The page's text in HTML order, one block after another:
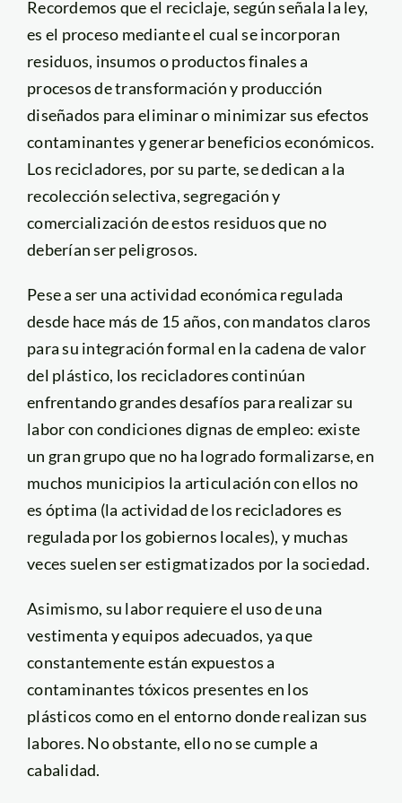
Recordemos que el reciclaje, según señala la ley,
es el proceso mediante el cual se incorporan
residuos, insumos o productos finales a
procesos de transformación y producción
diseñados para eliminar o minimizar sus efectos
contaminantes y generar beneficios económicos.
Los recicladores, por su parte, se dedican a la
recolección selectiva, segregación y
comercialización de estos residuos que no
deberían ser peligrosos.
Pese a ser una actividad económica regulada
desde hace más de 15 años, con mandatos claros
para su integración formal en la cadena de valor
del plástico, los recicladores continúan
enfrentando grandes desafíos para realizar su
labor con condiciones dignas de empleo: existe
un gran grupo que no ha logrado formalizarse, en
muchos municipios la articulación con ellos no
es óptima (la actividad de los recicladores es
regulada por los gobiernos locales), y muchas
veces suelen ser estigmatizados por la sociedad.
Asimismo, su labor requiere el uso de una
vestimenta y equipos adecuados, ya que
constantemente están expuestos a
contaminantes tóxicos presentes en los
plásticos como en el entorno donde realizan sus
labores. No obstante, ello no se cumple a
cabalidad.